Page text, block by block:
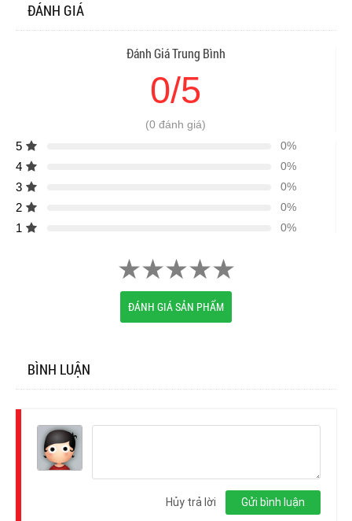
ĐÁNH GIÁ
Đánh Giá Trung Bình
0/5
(0 đánh giá)
5 0%
4 0%
3 0%
2 0%
1 0%
ĐÁNH GIÁ SẢN PHẨM
BÌNH LUẬN
Gửi bình luận
Hủy trả lời